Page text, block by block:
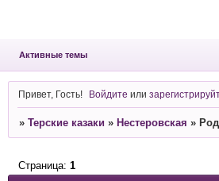
Активные темы
Привет, Гость! Войдите или
» Терские казаки » Нестеровская »
Страница: 1